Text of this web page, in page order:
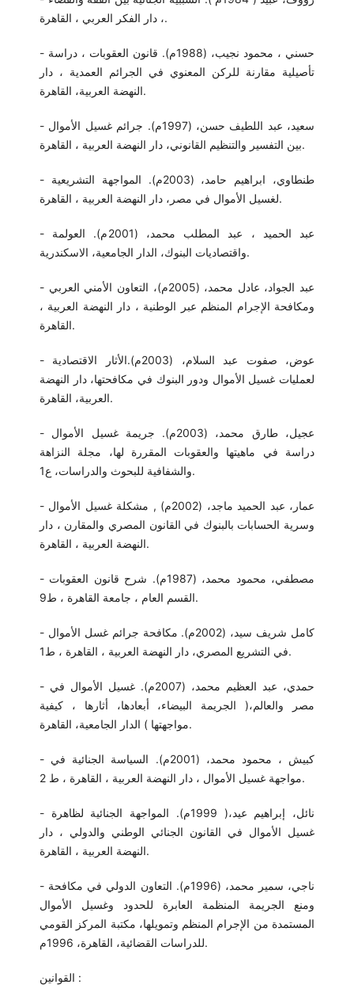
، دار الفكر العربي ، القاهرة.
- حسني ، محمود نجيب، (1988م). قانون العقوبات ، دراسة
تأصيلية مقارنة للركن المعنوي في الجرائم العمدية ، دار
النهضة العربية، القاهرة.
- سعيد، عبد اللطيف حسن، (1997م). جرائم غسيل الأموال
بين التفسير والتنظيم القانوني، دار النهضة العربية ، القاهرة.
- طنطاوي، ابراهيم حامد، (2003م). المواجهة التشريعية
لغسيل الأموال في مصر، دار النهضة العربية ، القاهرة.
- عبد الحميد ، عبد المطلب محمد، (2001م). العولمة
واقتصاديات البنوك، الدار الجامعية، الاسكندرية.
- عبد الجواد، عادل محمد، (2005م)، التعاون الأمني العربي
ومكافحة الإجرام المنظم عبر الوطنية ، دار النهضة العربية ،
القاهرة.
- عوض، صفوت عبد السلام، (2003م).الأثار الاقتصادية
لعمليات غسيل الأموال ودور البنوك في مكافحتها، دار النهضة
العربية، القاهرة.
- عجيل، طارق محمد، (2003م). جريمة غسيل الأموال
دراسة في ماهيتها والعقوبات المقررة لها، مجلة النزاهة
والشفافية للبحوث والدراسات، ع1.
- عمار، عبد الحميد ماجد، (2002م) , مشكلة غسيل الأموال
وسرية الحسابات بالبنوك في القانون المصري والمقارن ، دار
النهضة العربية ، القاهرة.
- مصطفي، محمود محمد، (1987م). شرح قانون العقوبات
القسم العام ، جامعة القاهرة ، ط9.
- كامل شريف سيد، (2002م). مكافحة جرائم غسل الأموال
في التشريع المصري، دار النهضة العربية ، القاهرة ، ط1.
- حمدي، عبد العظيم محمد، (2007م). غسيل الأموال في
مصر والعالم،( الجريمة البيضاء، أبعادها، أثارها ، كيفية
مواجهتها ) الدار الجامعية، القاهرة.
- كبيش ، محمود محمد، (2001م). السياسة الجنائية في
مواجهة غسيل الأموال ، دار النهضة العربية ، القاهرة ، ط 2.
- نائل، إبراهيم عيد،( 1999م). المواجهة الجنائية لظاهرة
غسيل الأموال في القانون الجنائي الوطني والدولي ، دار
النهضة العربية ، القاهرة.
- ناجي، سمير محمد، (1996م). التعاون الدولي في مكافحة
ومنع الجريمة المنظمة العابرة للحدود وغسيل الأموال
المستمدة من الإجرام المنظم وتمويلها، مكتبة المركز القومي
للدراسات القضائية، القاهرة، 1996م.
القوانين :